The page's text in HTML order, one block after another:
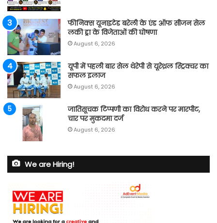
फीनिक्स यूनाइटेड बरेली के एंड ऑफ सीजन सेल
लकी ड्रा के विजेताओं की घोषणा
August 6, 2026
यूपी में पहली बार सेल थेरेपी से यूरेथ्रल स्ट्रिक्चर का
सफल इलाज
August 6, 2026
जातिसूचक टिप्पणी का विरोध करने पर मारपीट,
चार पर मुकदमा दर्ज
August 6, 2026
We are Hiring!